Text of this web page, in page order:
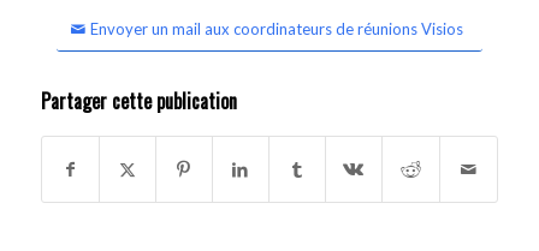
Envoyer un mail aux coordinateurs de réunions Visios
Partager cette publication